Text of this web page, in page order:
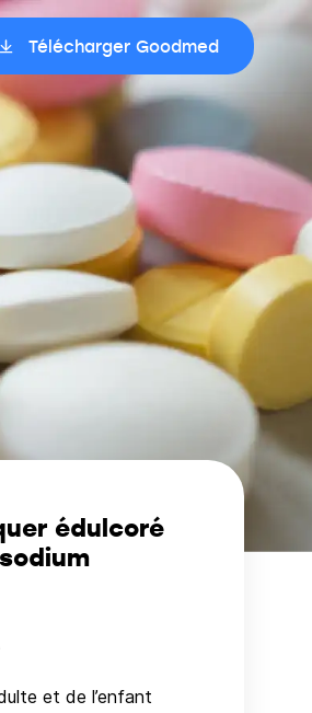
Télécharger Goodmed
édulcoré
et de l’enfant